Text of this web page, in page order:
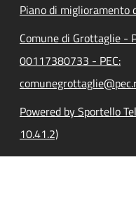
Piano di miglioramento
Comune di Grottaglie -
00117380733 - PEC:
Powered by Sportello
10.41.2)